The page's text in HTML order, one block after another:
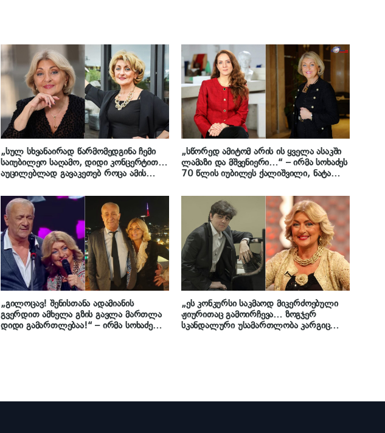
„სულ სხვანაირად წარმომედგინა ჩემი
საიუბილეო საღამო, დიდი კონცერტით…
აუცილებლად გავაკეთებ როცა ამის
ირმა სოხაძე
„სწორედ ამიტომ არის ის ყველა ასაკში
ლამაზი და მშვენიერი…“ – ირმა სოხაძეს
70 წლის იუბილეს ქალიშვილი, ნატა
„გილოცავ! შენისთანა ადამიანის
გვერდით ამხელა გზის გავლა მართლა
დიდი გამართლებაა!“ – ირმა სოხაძე
„ეს კონკურსი საკმაოდ მიკერძოებული
ჟიურითაც გამოირჩევა… ზოგჯერ
სკანდალური უსამართლობა კარგიც